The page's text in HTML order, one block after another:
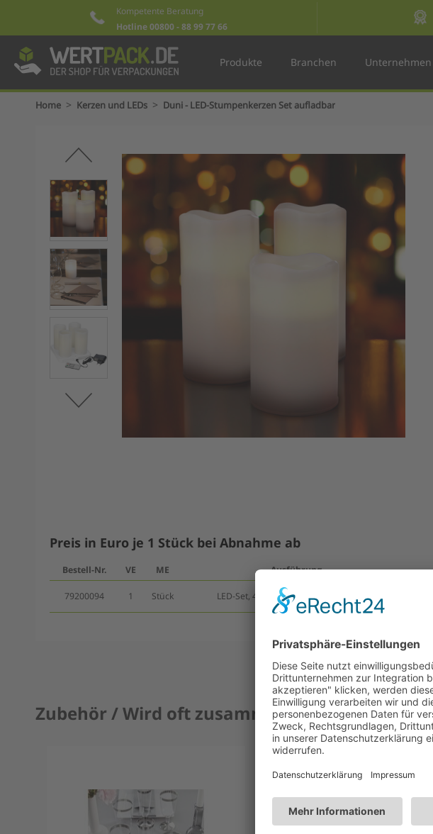
Kompetente Beratung
Hotline 00800 - 88 99 77 66
Produkte Branchen Unternehmen
Home > Kerzen und LEDs > Duni - LED-Stumpenkerzen Set aufladbar
Preis in Euro je 1 Stück bei Abnahme ab
Bestell-Nr. VE ME Ausführung
79200094 1 Stück LED-Set, 4 Kerzen, 1 Ladest., 1 Fernbed.
Zubehör / Wird oft zusammen gekauft